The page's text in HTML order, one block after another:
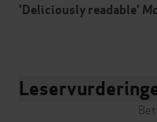
'Deliciously readable'